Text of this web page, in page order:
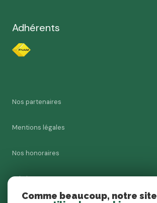
Adhérents
Nos partenaires
Mentions légales
Nos honoraires
Admin
Comme beaucoup, notre site